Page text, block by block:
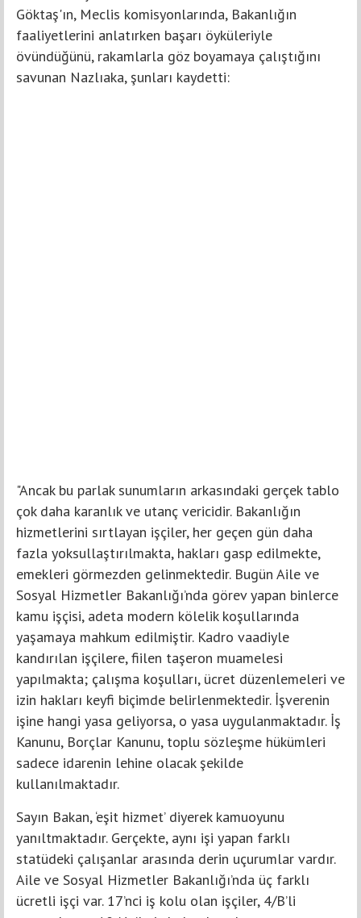
Göktaş'ın, Meclis komisyonlarında, Bakanlığın
faaliyetlerini anlatırken başarı öyküleriyle
övündüğünü, rakamlarla göz boyamaya çalıştığını
savunan Nazlıaka, şunları kaydetti:
"Ancak bu parlak sunumların arkasındaki gerçek tablo
çok daha karanlık ve utanç vericidir. Bakanlığın
hizmetlerini sırtlayan işçiler, her geçen gün daha
fazla yoksullaştırılmakta, hakları gasp edilmekte,
emekleri görmezden gelinmektedir. Bugün Aile ve
Sosyal Hizmetler Bakanlığı’nda görev yapan binlerce
kamu işçisi, adeta modern kölelik koşullarında
yaşamaya mahkum edilmiştir. Kadro vaadiyle
kandırılan işçilere, fiilen taşeron muamelesi
yapılmakta; çalışma koşulları, ücret düzenlemeleri ve
izin hakları keyfi biçimde belirlenmektedir. İşverenin
işine hangi yasa geliyorsa, o yasa uygulanmaktadır. İş
Kanunu, Borçlar Kanunu, toplu sözleşme hükümleri
sadece idarenin lehine olacak şekilde
kullanılmaktadır.
Sayın Bakan, ‘eşit hizmet’ diyerek kamuoyunu
yanıltmaktadır. Gerçekte, aynı işi yapan farklı
statüdeki çalışanlar arasında derin uçurumlar vardır.
Aile ve Sosyal Hizmetler Bakanlığı’nda üç farklı
ücretli işçi var. 17’nci iş kolu olan işçiler, 4/B’li